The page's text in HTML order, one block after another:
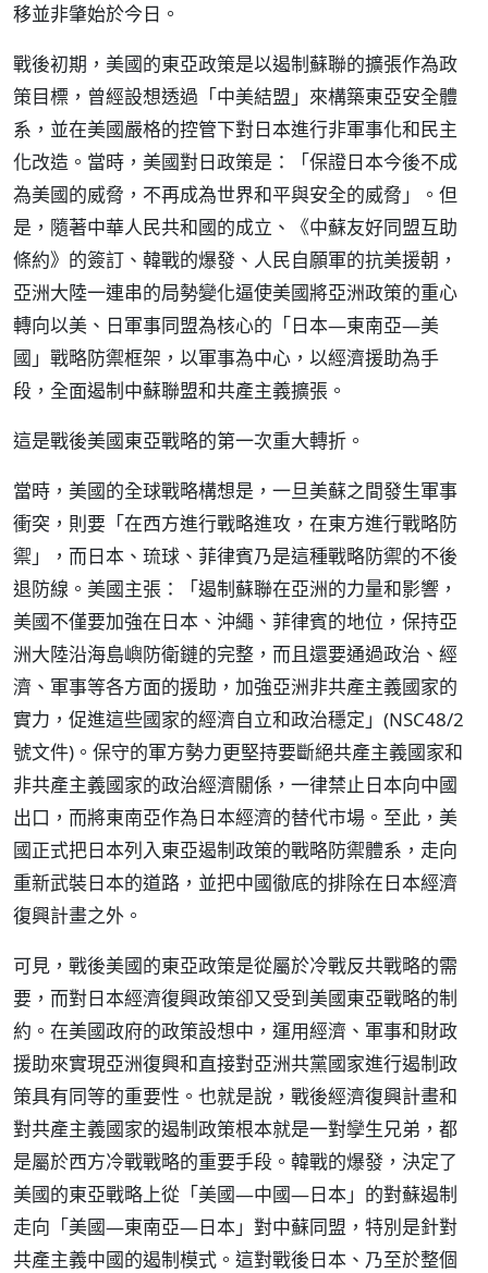
移並非肇始於今日。
戰後初期，美國的東亞政策是以遏制蘇聯的擴張作為政
策目標，曾經設想透過「中美結盟」來構築東亞安全體
系，並在美國嚴格的控管下對日本進行非軍事化和民主
化改造。當時，美國對日政策是：「保證日本今後不成
為美國的威脅，不再成為世界和平與安全的威脅」。但
是，隨著中華人民共和國的成立、《中蘇友好同盟互助
條約》的簽訂、韓戰的爆發、人民自願軍的抗美援朝，
亞洲大陸一連串的局勢變化逼使美國將亞洲政策的重心
轉向以美、日軍事同盟為核心的「日本—東南亞—美
國」戰略防禦框架，以軍事為中心，以經濟援助為手
段，全面遏制中蘇聯盟和共產主義擴張。
這是戰後美國東亞戰略的第一次重大轉折。
當時，美國的全球戰略構想是，一旦美蘇之間發生軍事
衝突，則要「在西方進行戰略進攻，在東方進行戰略防
禦」，而日本、琉球、菲律賓乃是這種戰略防禦的不後
退防線。美國主張：「遏制蘇聯在亞洲的力量和影響，
美國不僅要加強在日本、沖繩、菲律賓的地位，保持亞
洲大陸沿海島嶼防衛鏈的完整，而且還要通過政治、經
濟、軍事等各方面的援助，加強亞洲非共產主義國家的
實力，促進這些國家的經濟自立和政治穩定」(NSC48/2
號文件)。保守的軍方勢力更堅持要斷絕共產主義國家和
非共產主義國家的政治經濟關係，一律禁止日本向中國
出口，而將東南亞作為日本經濟的替代市場。至此，美
國正式把日本列入東亞遏制政策的戰略防禦體系，走向
重新武裝日本的道路，並把中國徹底的排除在日本經濟
復興計畫之外。
可見，戰後美國的東亞政策是從屬於冷戰反共戰略的需
要，而對日本經濟復興政策卻又受到美國東亞戰略的制
約。在美國政府的政策設想中，運用經濟、軍事和財政
援助來實現亞洲復興和直接對亞洲共黨國家進行遏制政
策具有同等的重要性。也就是說，戰後經濟復興計畫和
對共產主義國家的遏制政策根本就是一對孿生兄弟，都
是屬於西方冷戰戰略的重要手段。韓戰的爆發，決定了
美國的東亞戰略上從「美國—中國—日本」的對蘇遏制
走向「美國—東南亞—日本」對中蘇同盟，特別是針對
共產主義中國的遏制模式。這對戰後日本、乃至於整個